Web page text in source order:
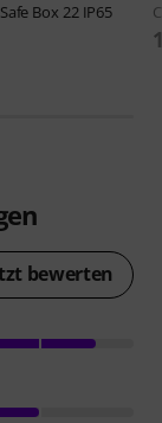
Box 22 IP65
bewerten